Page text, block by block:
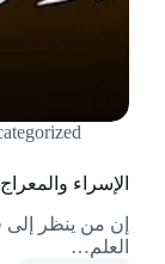
الإسراء
إن من ينظر إلى
العلم…